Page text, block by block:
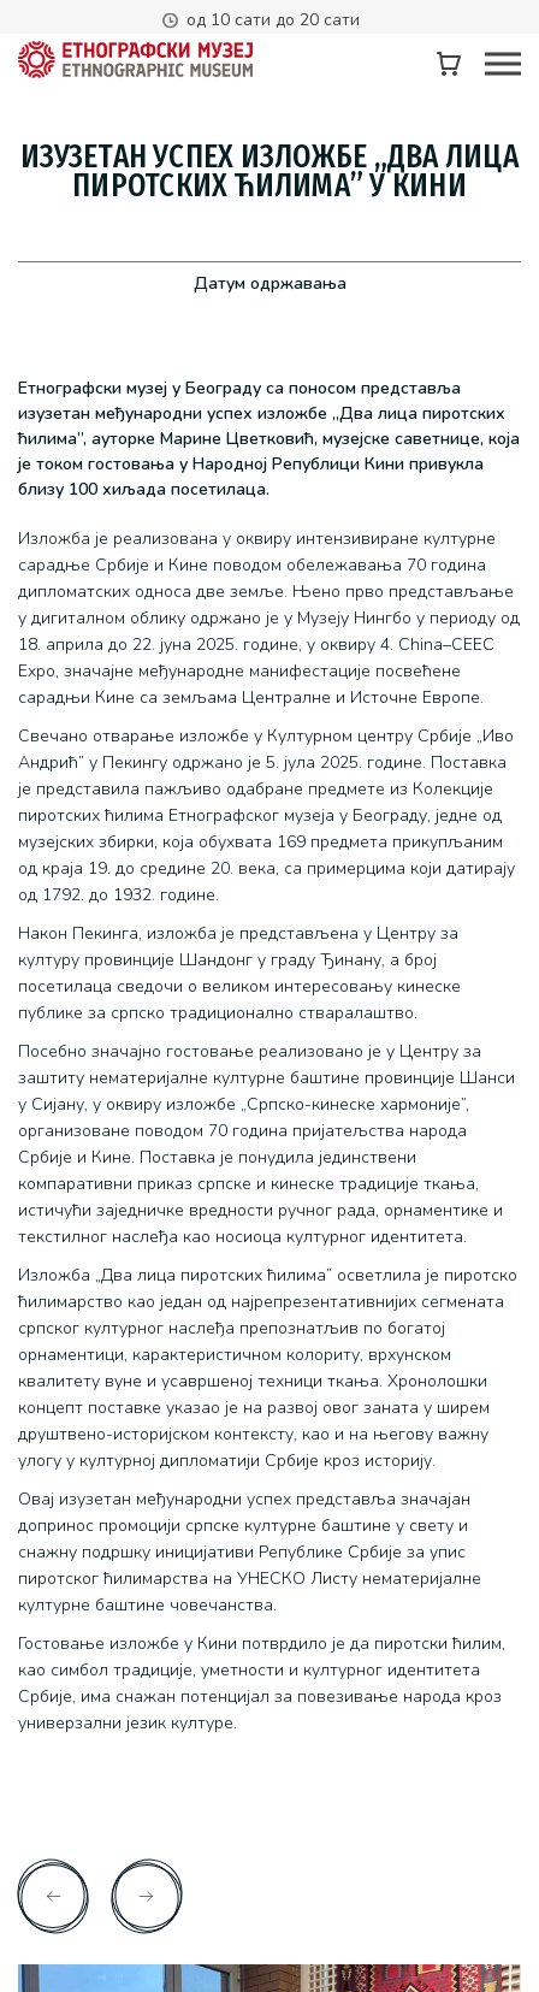
од 10 сати до 20 сати
ИЗУЗЕТАН УСПЕХ ИЗЛОЖБЕ „ДВА ЛИЦА
ПИРОТСКИХ ЋИЛИМА” У КИНИ
Датум одржавања
Етнографски музеј у Београду са поносом представља
изузетан међународни успех изложбе „Два лица пиротских
ћилима”, ауторке Марине Цветковић, музејске саветнице, која
је током гостовања у Народној Републици Кини привукла
близу 100 хиљада посетилаца.
Изложба је реализована у оквиру интензивиране културне
сарадње Србије и Кине поводом обележавања 70 година
дипломатских односа две земље. Њено прво представљање
у дигиталном облику одржано је у Музеју Нингбо у периоду од
18. априла до 22. јуна 2025. године, у оквиру 4. China–CEEC
Expo, значајне међународне манифестације посвећене
сарадњи Кине са земљама Централне и Источне Европе.
Свечано отварање изложбе у Културном центру Србије „Иво
Андрић” у Пекингу одржано је 5. јула 2025. године. Поставка
је представила пажљиво одабране предмете из Колекције
пиротских ћилима Етнографског музеја у Београду, једне од
музејских збирки, која обухвата 169 предмета прикупљаним
од краја 19. до средине 20. века, са примерцима који датирају
од 1792. до 1932. године.
Након Пекинга, изложба је представљена у Центру за
културу провинције Шандонг у граду Ђинану, а број
посетилаца сведочи о великом интересовању кинеске
публике за српско традиционално стваралаштво.
Посебно значајно гостовање реализовано је у Центру за
заштиту нематеријалне културне баштине провинције Шанси
у Сијану, у оквиру изложбе „Српско-кинеске хармоније”,
организоване поводом 70 година пријатељства народа
Србије и Кине. Поставка је понудила јединствени
компаративни приказ српске и кинеске традиције ткања,
истичући заједничке вредности ручног рада, орнаментике и
текстилног наслеђа као носиоца културног идентитета.
Изложба „Два лица пиротских ћилима” осветлила је пиротско
ћилимарство као један од најрепрезентативнијих сегмената
српског културног наслеђа препознатљив по богатој
орнаментици, карактеристичном колориту, врхунском
квалитету вуне и усавршеној техници ткања. Хронолошки
концепт поставке указао је на развој овог заната у ширем
друштвено-историјском контексту, као и на његову важну
улогу у културној дипломатији Србије кроз историју.
Овај изузетан међународни успех представља значајан
допринос промоцији српске културне баштине у свету и
снажну подршку иницијативи Републике Србије за упис
пиротског ћилимарства на УНЕСКО Листу нематеријалне
културне баштине човечанства.
Гостовање изложбе у Кини потврдило је да пиротски ћилим,
као симбол традиције, уметности и културног идентитета
Србије, има снажан потенцијал за повезивање народа кроз
универзални језик културе.